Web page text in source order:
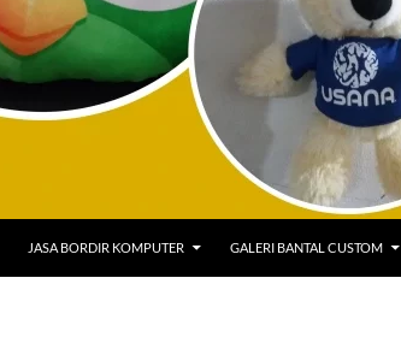
JASA BORDIR KOMPUTER GALERI BANTAL CUSTOM